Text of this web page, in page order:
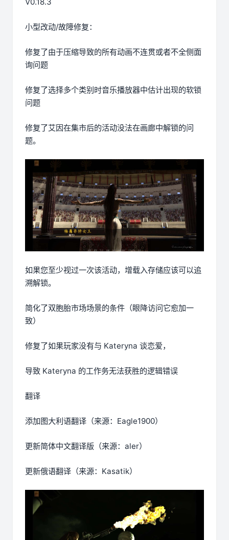
小型改动/故障修复：
修复了由于压缩导致的所有动画不连贯或者不全侧面
询问题
修复了选择多个类别时音乐播放器中估计出现的软锁
问题
修复了艾因在集市后的活动没法在画廊中解锁的问
题。
如果您至少视过一次该活动，增载入存储应该可以追
溯解锁。
简化了双胞胎市场场景的条件（眼降访问它愈加一
致）
修复了如果玩家没有与 Kateryna 谈恋爱，
导致 Kateryna 的工作务无法获胜的逻辑错误
翻译
添加图大利语翻译（来源：Eagle1900）
更新简体中文翻译版（来源：aler）
更新俄语翻译（来源：Kasatik）